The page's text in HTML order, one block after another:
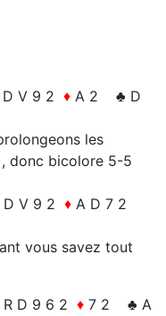
V 9 2 ♦ A 2 ♣ D
les
donc bicolore 5-5
D V 9 2 ♦ A D 7 2
vous savez tout
R D 9 6 2 ♦ 7 2 ♣ A